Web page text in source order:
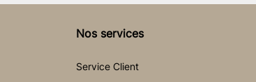
Nos services
Service Client